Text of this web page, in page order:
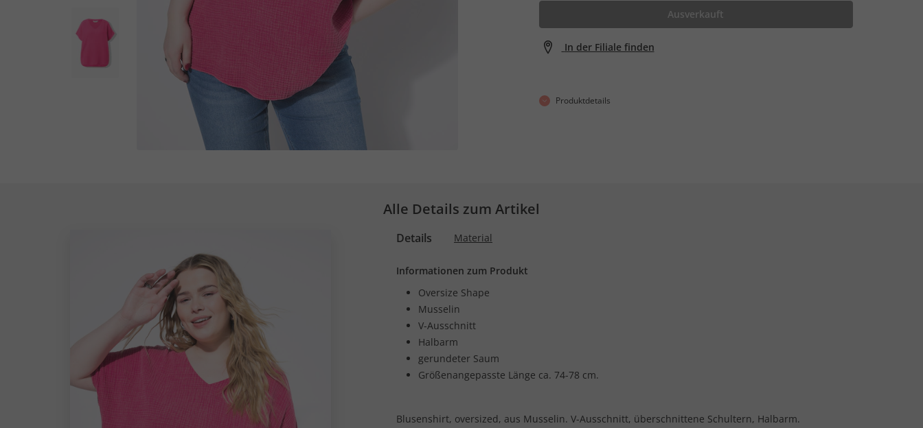
Ausverkauft
In der Filiale finden
Produktdetails
Alle Details zum Artikel
Details Material
Informationen zum Produkt
Oversize Shape
Musselin
V-Ausschnitt
Halbarm
gerundeter Saum
Größenangepasste Länge ca. 74-78 cm.
Blusenshirt, oversized, aus Musselin. V-Ausschnitt, überschnittene Schultern, Halbarm.